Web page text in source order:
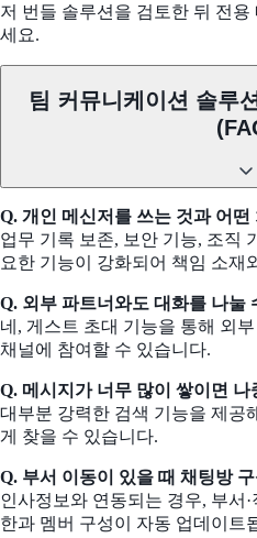
저 번들 솔루션을 검토한 뒤 전
세요.
팀 커뮤니케이션 솔루
Q. 개인 메신저를 쓰는 것과 어떤
업무 기록 보존, 보안 기능, 조직
요한 기능이 강화되어 책임 소재
Q. 외부 파트너와도 대화를 나눌
네, 게스트 초대 기능을 통해 외
채널에 참여할 수 있습니다.
Q. 메시지가 너무 많이 쌓이면
대부분 강력한 검색 기능을 제공
게 찾을 수 있습니다.
Q. 부서 이동이 있을 때 채팅방
인사정보와 연동되는 경우, 부서
한과 멤버 구성이 자동 업데이트